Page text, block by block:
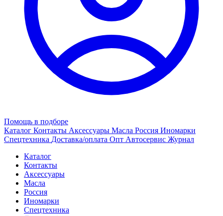
Помощь в подборе
Каталог Контакты Аксессуары Масла Россия Иномарки
Спецтехника Доставка/оплата Опт Автосервис Журнал
Каталог
Контакты
Аксессуары
Масла
Россия
Иномарки
Спецтехника